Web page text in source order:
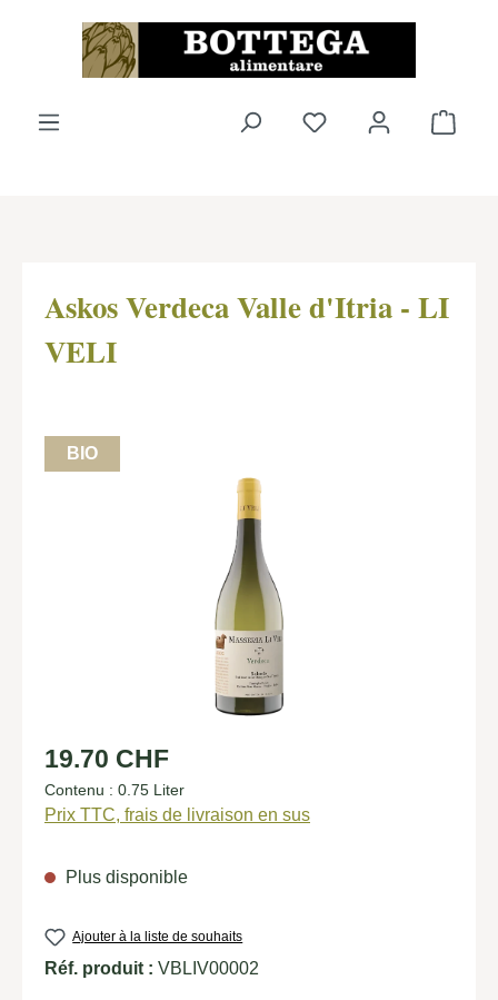
Passer au contenu principal
Vous avez 0 Le
Askos Verdeca Valle d'Itria - LI
VELI
BIO
Ignorer la galerie d'images
Prix régulier :
19.70 CHF
Contenu : 0.75 Liter
Prix TTC, frais de livraison en sus
Plus disponible
Ajouter à la liste de souhaits
Réf. produit : VBLIV00002